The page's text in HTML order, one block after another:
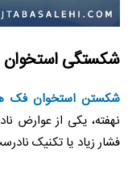
شکستگی
شکستن استخوان فک
نهفته، یکی از عوارض
فشار زیاد یا تکنیک